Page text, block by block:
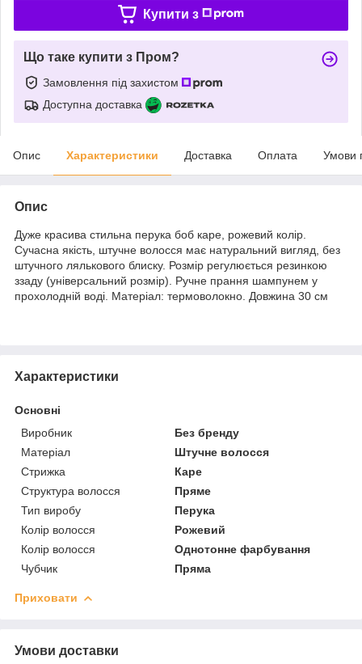
Купити з
Що таке купити з Пром?
Замовлення під захистом
Доступна доставка
Опис Характеристики Доставка Оплата Умови
Опис
Дуже красива стильна перука боб каре, рожевий колір.
Сучасна якість, штучне волосся має натуральний вигляд, без
штучного лялькового блиску. Розмір регулюється резинкою
ззаду (універсальний розмір). Ручне прання шампунем у
прохолодній воді. Матеріал: термоволокно. Довжина 30 см
Характеристики
Основні
Виробник
Без бренду
Матеріал
Штучне волосся
Стрижка
Каре
Структура волосся
Пряме
Тип виробу
Перука
Колір волосся
Рожевий
Колір волосся
Однотонне фарбування
Чубчик
Пряма
Приховати
Умови доставки